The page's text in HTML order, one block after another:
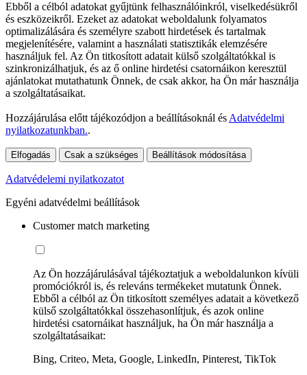
Ebből a célból adatokat gyűjtünk felhasználóinkról, viselkedésükről
és eszközeikről. Ezeket az adatokat weboldalunk folyamatos
optimalizálására és személyre szabott hirdetések és tartalmak
megjelenítésére, valamint a használati statisztikák elemzésére
használjuk fel. Az Ön titkosított adatait külső szolgáltatókkal is
szinkronizálhatjuk, és az ő online hirdetési csatornáikon keresztül
ajánlatokat mutathatunk Önnek, de csak akkor, ha Ön már használja
a szolgáltatásaikat.
Hozzájárulása előtt tájékozódjon a beállításoknál és Adatvédelmi
nyilatkozatunkban..
Elfogadás Csak a szükséges Beállítások módosítása
Adatvédelemi nyilatkozatot
Egyéni adatvédelmi beállítások
Customer match marketing
Az Ön hozzájárulásával tájékoztatjuk a weboldalunkon kívüli
promóciókról is, és releváns termékeket mutatunk Önnek.
Ebből a célból az Ön titkosított személyes adatait a következő
külső szolgáltatókkal összehasonlítjuk, és azok online
hirdetési csatornáikat használjuk, ha Ön már használja a
szolgáltatásaikat:
Bing, Criteo, Meta, Google, LinkedIn, Pinterest, TikTok